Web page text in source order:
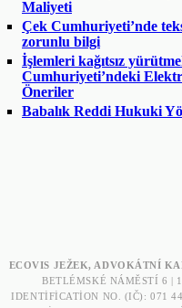
Maliyeti
Çek Cumhuriyeti’nde
zorunlu bilgi
İşlemleri kağıtsız
Cumhuriyeti’ndeki
Öneriler
Babalık Reddi Hukuki
ECOVIS JEŽEK, ADVOKÁTNÍ
BETLÉMSKÉ NÁMĚSTÍ 6 |
IDENTIFICATION NO. (IČ): 071